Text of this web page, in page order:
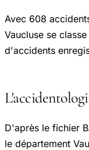
Avec 608
Vaucluse se classe
d'accidents
D'après le fichier
le département